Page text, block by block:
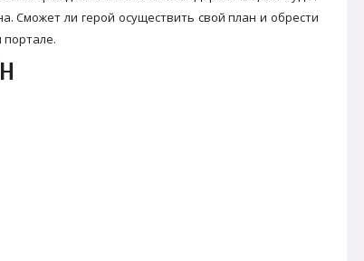
Сможет ли герой осуществить свой план и обрести